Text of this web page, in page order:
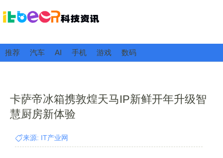
推荐 汽车 AI 手机 游戏 数码
卡萨帝冰箱携敦煌天马IP新鲜开年升级智
慧厨房新体验
来源: IT产业网